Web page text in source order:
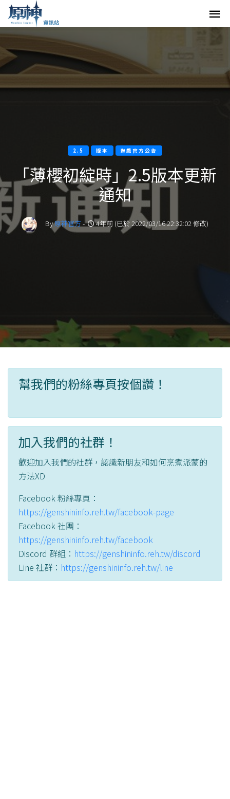
2.5 版本 遊戲官方公告
「薄櫻初綻時」2.5版本更新
通知
By原神官方- 4年前 (已於 2022/03/16 22:32:02 修改)
幫我們的粉絲專頁按個讚！
加入我們的社群！
歡迎加入我們的社群，認識新朋友和如何烹煮派蒙的
方法XD
Facebook 粉絲專頁：
https://genshininfo.reh.tw/facebook-page
Facebook 社團：
https://genshininfo.reh.tw/facebook
Discord 群組： https://genshininfo.reh.tw/discord
Line 社群： https://genshininfo.reh.tw/line